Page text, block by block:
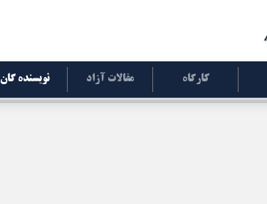
کارگاه مقالات آزاد نویسنده گان